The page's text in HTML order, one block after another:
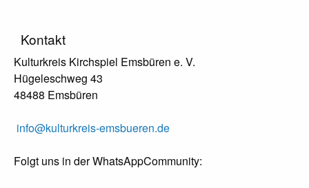
Kontakt
Kulturkreis Kirchspiel Emsbüren e. V.
Hügeleschweg 43
48488 Emsbüren
info@kulturkreis-emsbueren.de
Folgt uns in der WhatsAppCommunity: